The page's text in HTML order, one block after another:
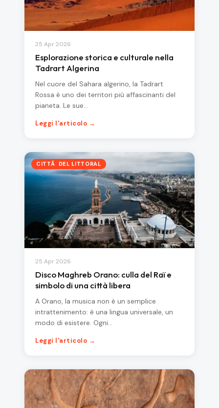
25 Apr 2026
Esplorazione storica e culturale nella
Tadrart Algerina
Nel cuore del Sahara algerino, la Tadrart
Rossa è uno dei territori più affascinanti del
pianeta. Le sue…
Leggi l'articolo →
CITTÃ DEL LITTORAL
25 Apr 2026
Disco Maghreb Orano: culla del Raï e
simbolo di una città libera
A Orano, la musica non è un semplice
intrattenimento: è una lingua universale, un
modo di esistere. Ogni…
Leggi l'articolo →